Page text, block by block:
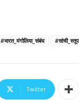
#भारत_मंगोलिया_संबंध #सांची_स्तूप
Twitter